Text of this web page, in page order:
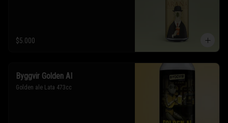
$5.000
Byggvir Golden AI
Golden ale Lata 473cc